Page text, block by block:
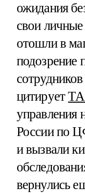
ожидания
свои
отошли в
подозрение
цитирует
управления
России по
и вызвали
вернулись